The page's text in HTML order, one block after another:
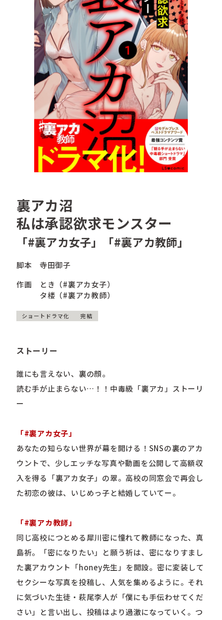
裏アカ沼
私は承認欲求モンスター
「#裏アカ女子」「#裏アカ教師」
脚本
寺田御子
作画
とき（#裏アカ女子）
タ楼（#裏アカ教師）
ショートドラマ化 完結
ストーリー
誰にも言えない、裏の顔。
読む手が止まらない…！！中毒級「裏アカ」ストーリ
ー
「#裏アカ女子」
あなたの知らない世界が幕を開ける！SNSの裏のアカ
ウントで、少しエッチな写真や動画を公開して高額収
入を得る「裏アカ女子」の翠。高校の同窓会で再会し
た初恋の彼は、いじめっ子と結婚していてー。
「#裏アカ教師」
同じ高校につとめる犀川密に憧れて教師になった、真
島祈。「密になりたい」と願う祈は、密になりすまし
た裏アカウント「honey先生」を開設。密に変装して
セクシーな写真を投稿し、人気を集めるように。それ
に気づいた生徒・萩尾李人が「僕にも手伝わせてくだ
さい」と言い出し、投稿はより過激になっていく。つ